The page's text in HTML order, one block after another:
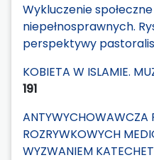
Wykluczenie
niepełnosprawnych.
perspektywy
KOBIETA W ISLAMIE.
191
ANTYWYCHOWAWCZA
ROZRYWKOWYCH
WYZWANIEM